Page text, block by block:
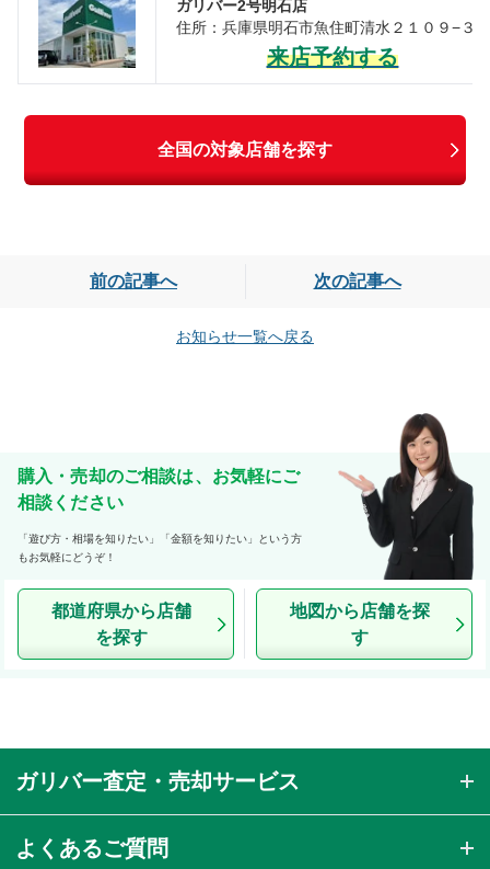
ガリバー2号明石店
住所：兵庫県明石市魚住町清水２１０９−３
来店予約する
全国の対象店舗を探す
前の記事へ 次の記事へ
お知らせ一覧へ戻る
購入・売却のご相談は、お気軽にご
相談ください
「遊び方・相場を知りたい」「金額を知りたい」という方
もお気軽にどうぞ！
都道府県から店舗
を探す
地図から店舗を探
す
ガリバー査定・売却サービス
ネットで簡単査定 無料オンライン査定
よくあるご質問